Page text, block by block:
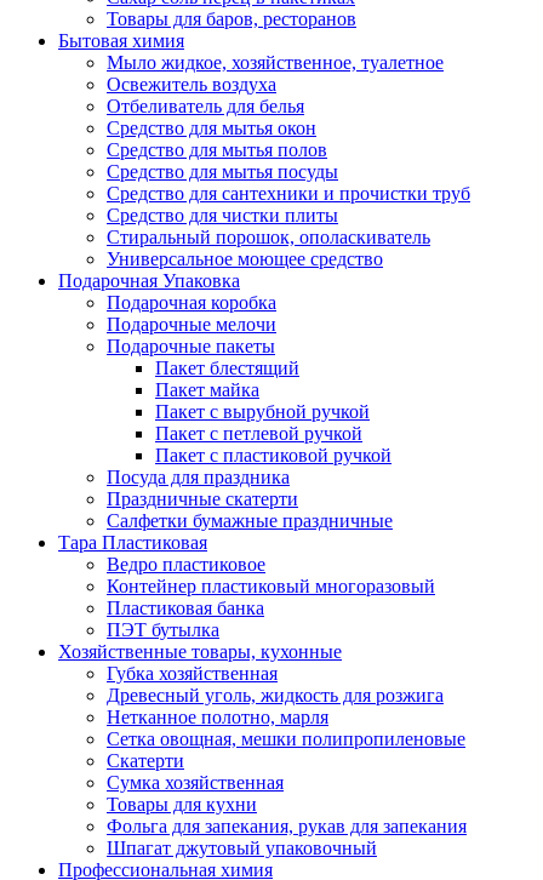
Товары для баров, ресторанов
Бытовая химия
Мыло жидкое, хозяйственное, туалетное
Освежитель воздуха
Отбеливатель для белья
Средство для мытья окон
Средство для мытья полов
Средство для мытья посуды
Средство для сантехники и прочистки труб
Средство для чистки плиты
Стиральный порошок, ополаскиватель
Универсальное моющее средство
Подарочная Упаковка
Подарочная коробка
Подарочные мелочи
Подарочные пакеты
Пакет блестящий
Пакет майка
Пакет с вырубной ручкой
Пакет с петлевой ручкой
Пакет с пластиковой ручкой
Посуда для праздника
Праздничные скатерти
Салфетки бумажные праздничные
Тара Пластиковая
Ведро пластиковое
Контейнер пластиковый многоразовый
Пластиковая банка
ПЭТ бутылка
Хозяйственные товары, кухонные
Губка хозяйственная
Древесный уголь, жидкость для розжига
Нетканное полотно, марля
Сетка овощная, мешки полипропиленовые
Скатерти
Сумка хозяйственная
Товары для кухни
Фольга для запекания, рукав для запекания
Шпагат джутовый упаковочный
Профессиональная химия